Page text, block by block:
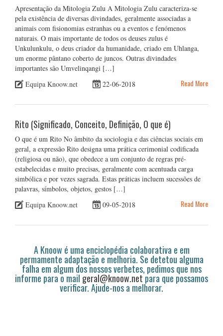
Apresentação da Mitologia Zulu A Mitologia Zulu caracteriza-se
pela existência de diversas divindades, geralmente associadas a
animais com fisionomias estranhas ou a eventos e fenómenos
naturais. O mais importante de todos os deuses zulus é
Unkulunkulu, o deus criador da humanidade, criado em Uhlanga,
um enorme pântano coberto de juncos. Outras divindades
importantes são Umvelinqangi […]
Equipa Knoow.net
22-06-2018 Read More
Rito (Significado, Conceito, Definição, O que é)
O que é um Rito No âmbito da sociologia e das ciências sociais em
geral, a expressão Rito designa uma prática cerimonial codificada
(religiosa ou não), que obedece a um conjunto de regras pré-
estabelecidas e muito precisas, geralmente com acentuada carga
simbólica e por vezes sagrada. Estas práticas incluem sucessões de
palavras, símbolos, objetos, gestos […]
Equipa Knoow.net
09-05-2018 Read More
A Knoow é uma enciclopédia colaborativa e em
permamente adaptação e melhoria. Se detetou alguma
falha em algum dos nossos verbetes, pedimos que nos
informe para o mail geral@knoow.netpara que possamos
verificar. Ajude-nos a melhorar.